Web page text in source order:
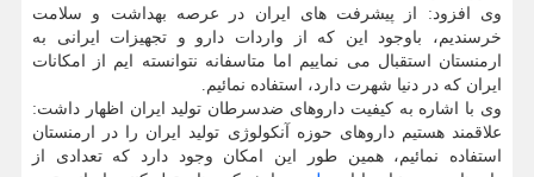
وی افزود: از پیشرفت های ایران در عرصه بهداشت و سلامت
خرسندیم، باوجود این که از واردات دارو و تجهیزات ایرانی به
ارمنستان استقبال می نماییم اما متاسفانه نتوانسته ایم از امکانات
ایران که در دنیا شهرت دارد، استفاده نمائیم.
وی با اشاره به کیفیت داروهای ضدسرطان تولید ایران اظهار داشت:
علاقمند هستیم داروهای حوزه آنکولوژی تولید ایران را در ارمنستان
استفاده نمائیم، همین طور این امکان وجود دارد که تعدادی از